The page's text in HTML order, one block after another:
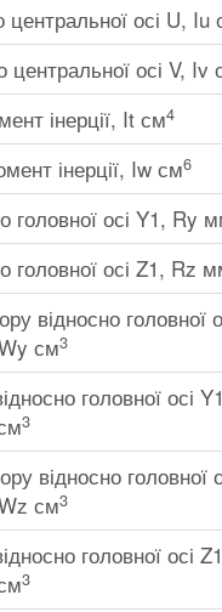
центральної осі U, Iu
центральної осі V, Iv
інерції, It см4
інерції, Iw см6
головної осі Y1, Ry
головної осі Z1, Rz
відносно головної
см3
головної осі
3
відносно головної
см3
головної осі
3